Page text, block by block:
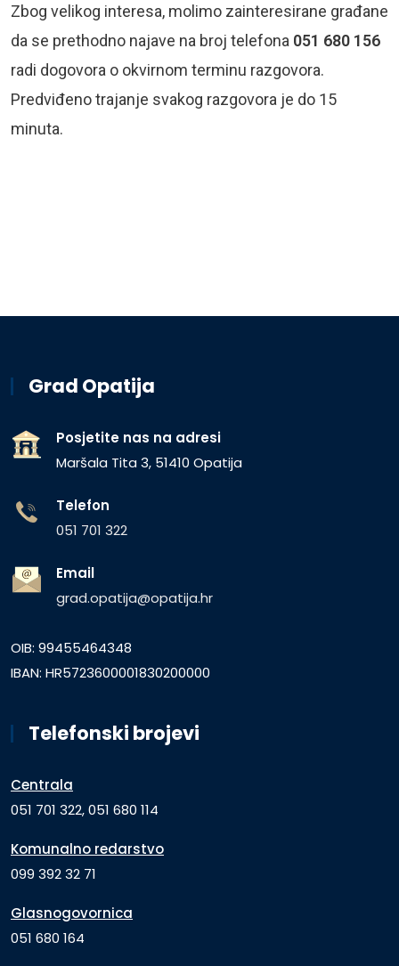
Zbog velikog interesa, molimo zainteresirane građane
da se prethodno najave na broj telefona 051 680 156
radi dogovora o okvirnom terminu razgovora.
Predviđeno trajanje svakog razgovora je do 15
minuta.
Grad Opatija
Posjetite nas na adresi
Maršala Tita 3, 51410 Opatija
Telefon
051 701 322
Email
grad.opatija@opatija.hr
OIB: 99455464348
IBAN: HR5723600001830200000
Telefonski brojevi
Centrala
051 701 322, 051 680 114
Komunalno redarstvo
099 392 32 71
Glasnogovornica
051 680 164